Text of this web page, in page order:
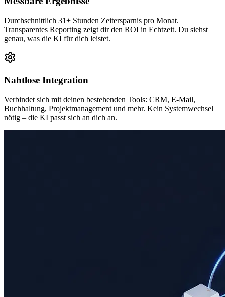
Durchschnittlich 31+ Stunden Zeitersparnis pro Monat.
Transparentes Reporting zeigt dir den ROI in Echtzeit. Du siehst
genau, was die KI für dich leistet.
Nahtlose Integration
Verbindet sich mit deinen bestehenden Tools: CRM, E-Mail,
Buchhaltung, Projektmanagement und mehr. Kein Systemwechsel
nötig – die KI passt sich an dich an.